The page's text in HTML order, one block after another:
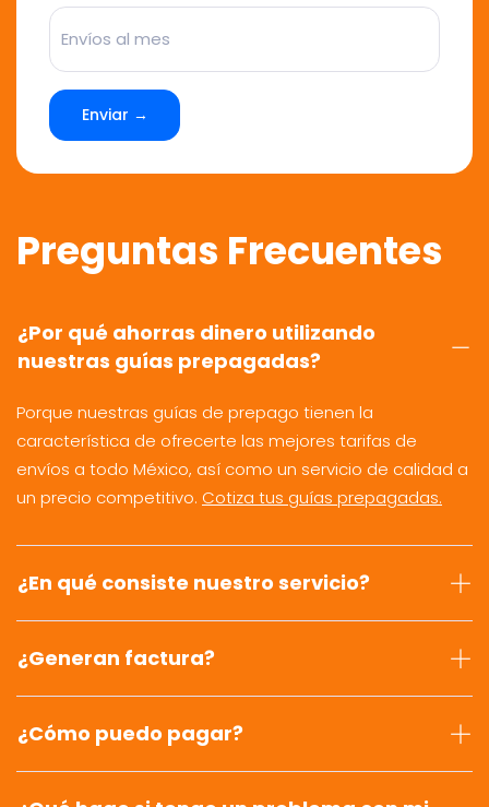
Enviar →
Preguntas Frecuentes
¿Por qué ahorras dinero utilizando
nuestras guías prepagadas?
Porque nuestras guías de prepago tienen la
característica de ofrecerte las mejores tarifas de
envíos a todo México, así como un servicio de calidad a
un precio competitivo. Cotiza tus guías prepagadas.
¿En qué consiste nuestro servicio?
¿Generan factura?
¿Cómo puedo pagar?